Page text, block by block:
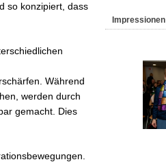
so konzipiert, dass
Während
werden durch
gemacht. Dies
Impressionen